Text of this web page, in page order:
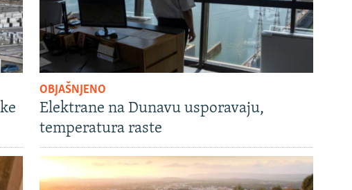
OBJAŠNJENO
Elektrane na Dunavu usporavaju,
temperatura raste